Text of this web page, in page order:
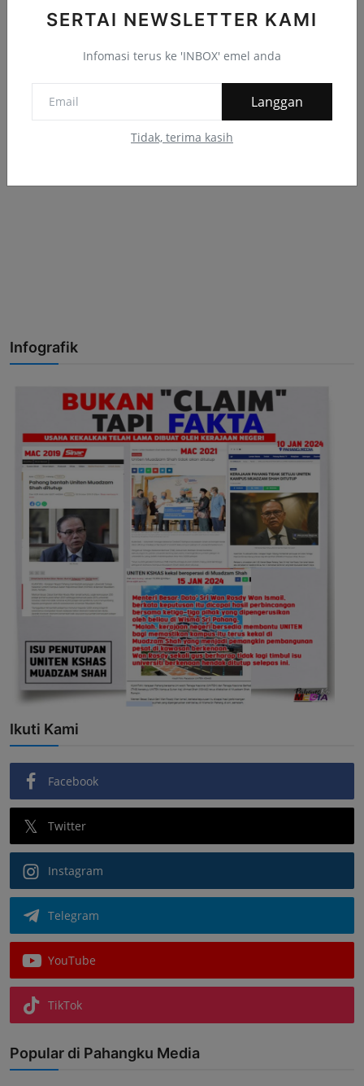
SERTAI NEWSLETTER KAMI
Infomasi terus ke 'INBOX' emel anda
Langgan
Tidak, terima kasih
Infografik
Ikuti Kami
Facebook
Twitter
Instagram
Telegram
YouTube
TikTok
Popular di Pahangku Media